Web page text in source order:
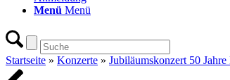
Menü Menü
Startseite » Konzerte » Jubiläumskonzert 50